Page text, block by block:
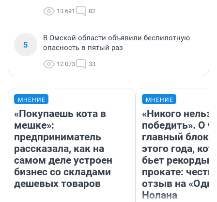
13 691 82
5
В Омской области объявили беспилотную
опасность в пятый раз
12 073 33
МНЕНИЕ
«Покупаешь кота в
мешке»:
предприниматель
рассказала, как на
самом деле устроен
бизнес со складами
дешевых товаров
МНЕНИЕ
«Никого нельзя
победить». О
главный
этого года,
бьет рекорды в
прокате:
отзыв на
Нолана